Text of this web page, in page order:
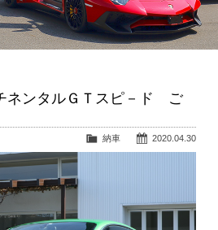
ンタルＧＴスピ－ド ご
2020.04.30
納車